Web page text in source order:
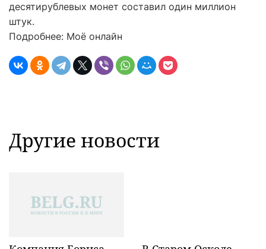
десятирублевых монет составил один миллион
штук.
Подробнее: Моё онлайн
Другие новости